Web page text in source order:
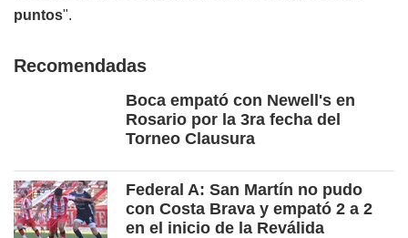
puntos".
Recomendadas
Boca empató con Newell's en
Rosario por la 3ra fecha del
Torneo Clausura
Federal A: San Martín no pudo
con Costa Brava y empató 2 a 2
en el inicio de la Reválida